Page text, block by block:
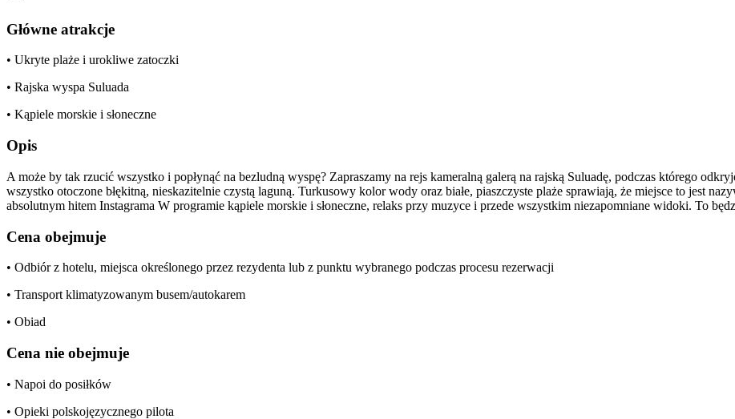
Główne atrakcje
• Ukryte plaże i urokliwe zatoczki
• Rajska wyspa Suluada
• Kąpiele morskie i słoneczne
Opis
A może by tak rzucić wszystko i popłynąć na bezludną wyspę? Zapraszamy na rejs kameralną galerą na rajską Suluadę, podczas którego
wszystko otoczone błękitną, nieskazitelnie czystą laguną. Turkusowy kolor wody oraz białe, piaszczyste plaże sprawiają, że miejsce to jest
absolutnym hitem Instagrama W programie kąpiele morskie i słoneczne, relaks przy muzyce i przede wszystkim niezapomniane widoki. To
Cena obejmuje
• Odbiór z hotelu, miejsca określonego przez rezydenta lub z punktu wybranego podczas procesu rezerwacji
• Transport klimatyzowanym busem/autokarem
• Obiad
Cena nie obejmuje
• Napoi do posiłków
• Opieki polskojęzycznego pilota